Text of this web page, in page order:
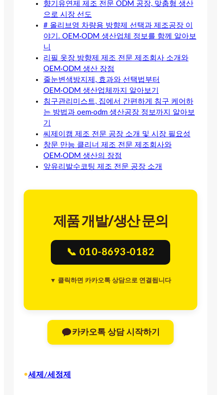
향기유연제 제조 전문 ODM 공장, 맞춤형 생산
으로 시장 선도
# 올리브영 차량용 방향제 선택과 제조공장 이
야기. OEM·ODM 생산업체 정보를 함께 알아보
니
리필 옷장 방향제 제조 전문 제조회사 소개와
OEM·ODM 생산 장점
줄눈변색방지제, 효과와 선택법부터
OEM·ODM 생산업체까지 알아보기
침구관리미스트, 집에서 간편하게 침구 케어하
는 방법과 oem·odm 생산공장 정보까지 알아보
기
씨제이캠 제조 전문 공장 소개 및 시장 필요성
창문 만능 클리너 제조 전문 제조회사와
OEM·ODM 생산의 장점
앞유리발수코팅 제조 전문 공장 소개
제품 개발/생산 문의
📞 010-8693-0182
▼ 클릭하면 카카오톡 상담으로 연결됩니다
카카오톡 상담 시작하기
•세제/세정제